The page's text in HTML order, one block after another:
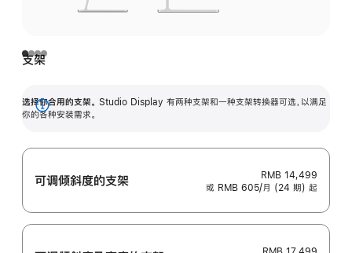
支架
选择你合用的支架。 Studio Display 有两种支架和一种支架转换器可选，以满足
你的各种安装需求。
展
可调倾斜度的支架
RMB 14,499
或 RMB 605/月 (24 期) 起